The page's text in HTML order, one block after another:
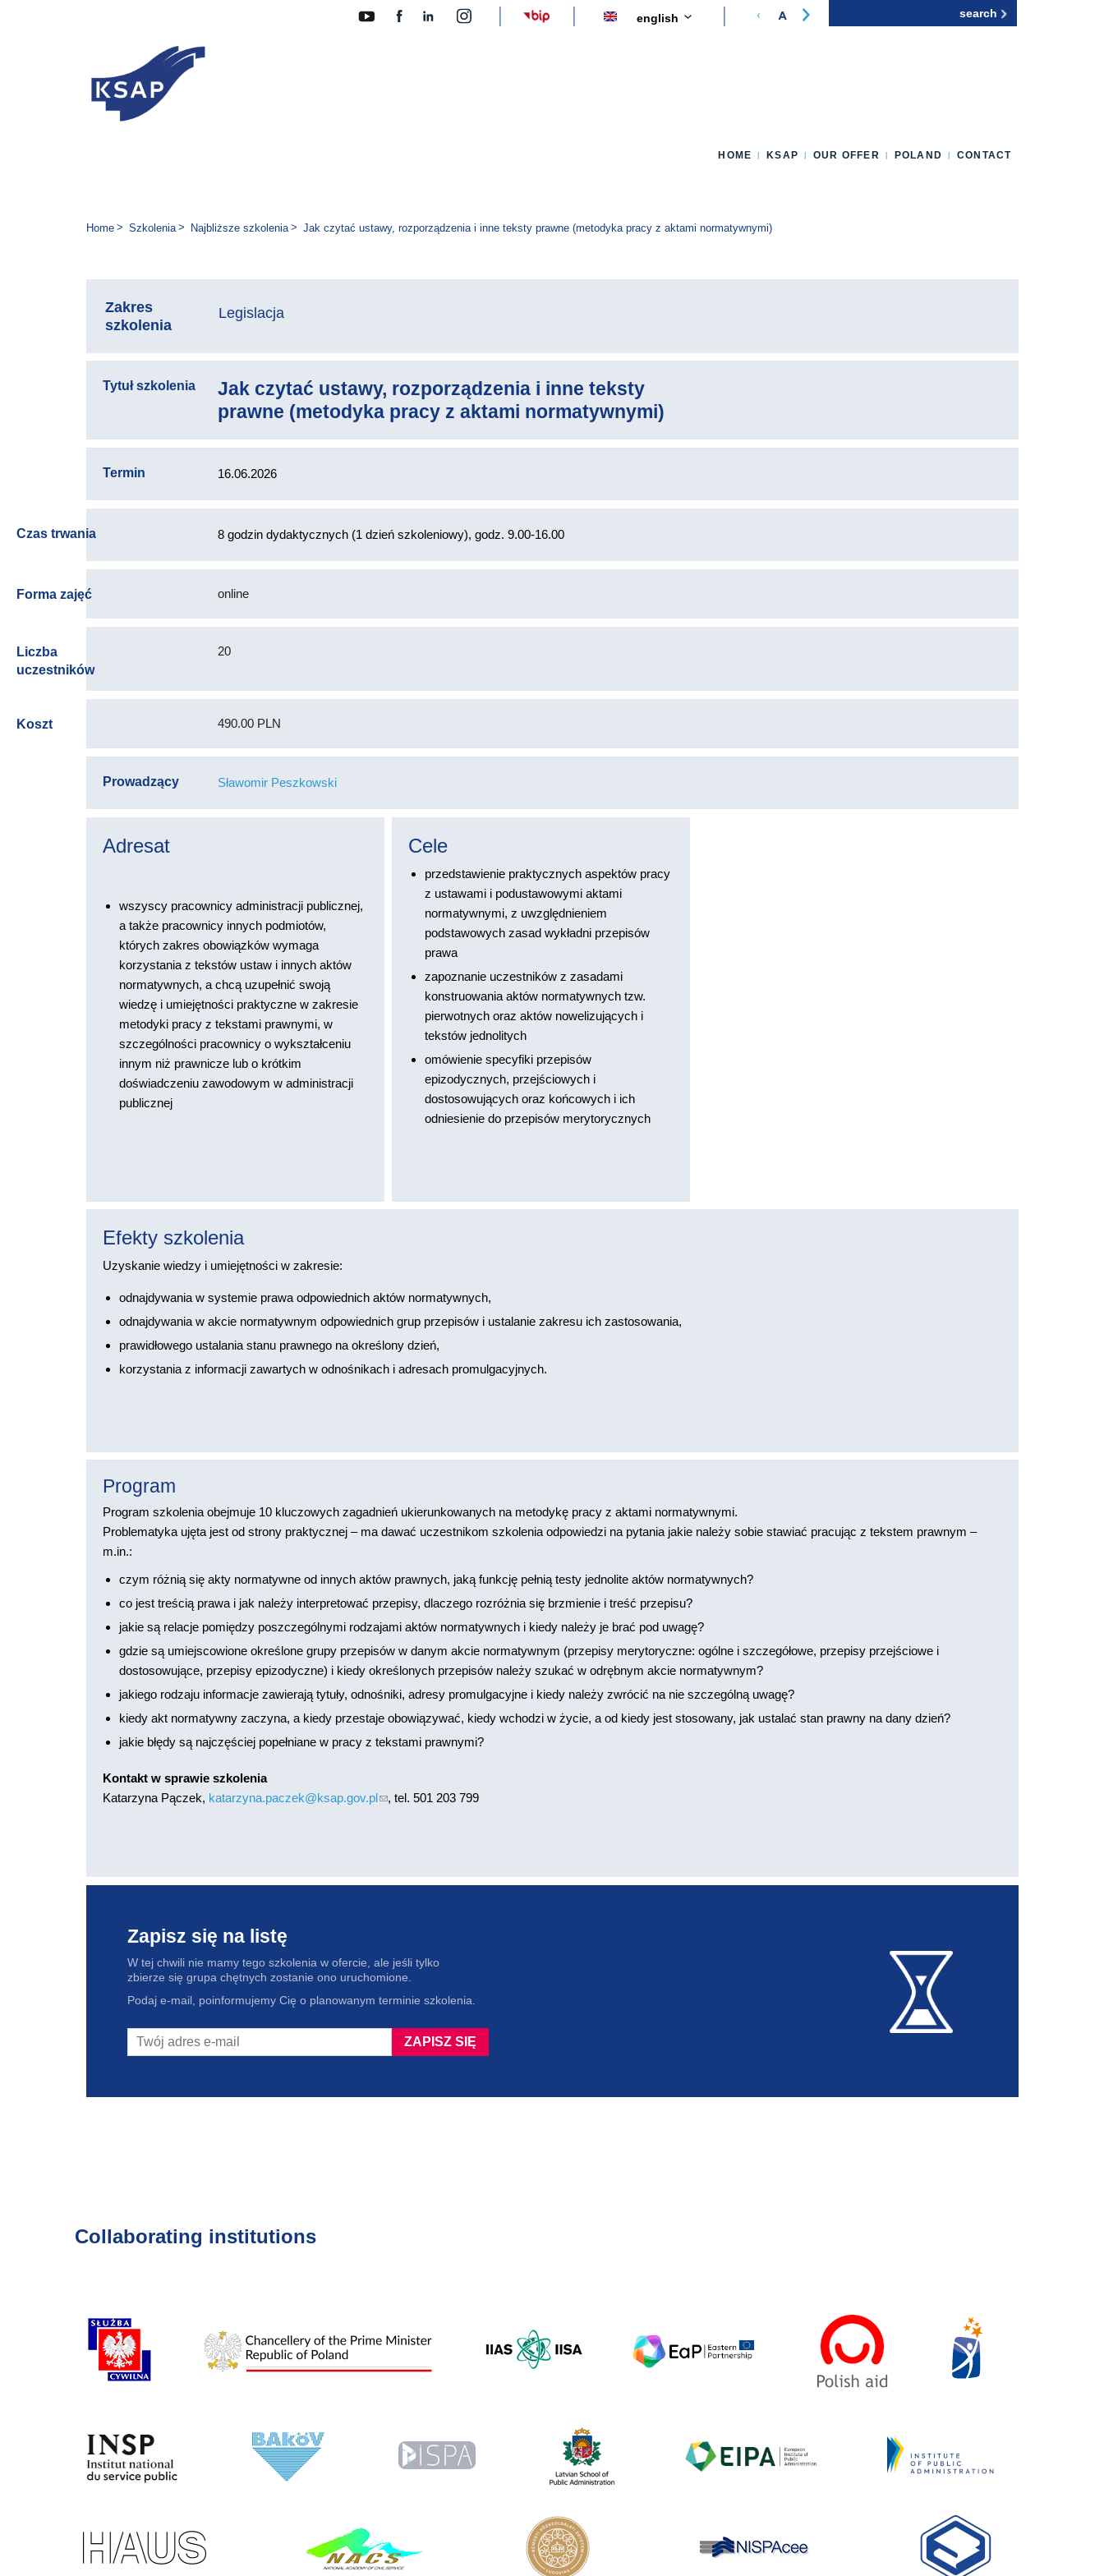
Zmień wersję językową strony
HOME KSAP OUR OFFER POLAND CONTACT
You are here:
Home Szkolenia Najbliższe szkolenia Jak czytać ustawy, rozporządzenia i inne teksty prawne (metodyka pracy z aktami normatywnymi)
Zakres
szkolenia
Legislacja
Tytuł szkolenia
Jak czytać ustawy, rozporządzenia i inne teksty
prawne (metodyka pracy z aktami normatywnymi)
Termin 16.06.2026
Czas trwania 8 godzin dydaktycznych (1 dzień szkoleniowy), godz. 9.00-16.00
Forma zajęć online
Liczba
uczestników
20
Koszt 490.00 PLN
Prowadzący Sławomir Peszkowski
Adresat
wszyscy pracownicy administracji publicznej,
a także pracownicy innych podmiotów,
których zakres obowiązków wymaga
korzystania z tekstów ustaw i innych aktów
normatywnych, a chcą uzupełnić swoją
wiedzę i umiejętności praktyczne w zakresie
metodyki pracy z tekstami prawnymi, w
szczególności pracownicy o wykształceniu
innym niż prawnicze lub o krótkim
doświadczeniu zawodowym w administracji
publicznej
Cele
przedstawienie praktycznych aspektów pracy
z ustawami i podustawowymi aktami
normatywnymi, z uwzględnieniem
podstawowych zasad wykładni przepisów
prawa
zapoznanie uczestników z zasadami
konstruowania aktów normatywnych tzw.
pierwotnych oraz aktów nowelizujących i
tekstów jednolitych
omówienie specyfiki przepisów
epizodycznych, przejściowych i
dostosowujących oraz końcowych i ich
odniesienie do przepisów merytorycznych
Efekty szkolenia
Uzyskanie wiedzy i umiejętności w zakresie:
odnajdywania w systemie prawa odpowiednich aktów normatywnych,
odnajdywania w akcie normatywnym odpowiednich grup przepisów i ustalanie zakresu ich zastosowania,
prawidłowego ustalania stanu prawnego na określony dzień,
korzystania z informacji zawartych w odnośnikach i adresach promulgacyjnych.
Program
Program szkolenia obejmuje 10 kluczowych zagadnień ukierunkowanych na metodykę pracy z aktami normatywnymi.
Problematyka ujęta jest od strony praktycznej – ma dawać uczestnikom szkolenia odpowiedzi na pytania jakie należy sobie stawiać pracując z tekstem prawnym –
m.in.:
czym różnią się akty normatywne od innych aktów prawnych, jaką funkcję pełnią testy jednolite aktów normatywnych?
co jest treścią prawa i jak należy interpretować przepisy, dlaczego rozróżnia się brzmienie i treść przepisu?
jakie są relacje pomiędzy poszczególnymi rodzajami aktów normatywnych i kiedy należy je brać pod uwagę?
gdzie są umiejscowione określone grupy przepisów w danym akcie normatywnym (przepisy merytoryczne: ogólne i szczegółowe, przepisy przejściowe i
dostosowujące, przepisy epizodyczne) i kiedy określonych przepisów należy szukać w odrębnym akcie normatywnym?
jakiego rodzaju informacje zawierają tytuły, odnośniki, adresy promulgacyjne i kiedy należy zwrócić na nie szczególną uwagę?
kiedy akt normatywny zaczyna, a kiedy przestaje obowiązywać, kiedy wchodzi w życie, a od kiedy jest stosowany, jak ustalać stan prawny na dany dzień?
jakie błędy są najczęściej popełniane w pracy z tekstami prawnymi?
Kontakt w sprawie szkolenia
Katarzyna Pączek, katarzyna.paczek@ksap.gov.pl(link sends e-mail)
, tel. 501 203 799
Zapisz się na listę
W tej chwili nie mamy tego szkolenia w ofercie, ale jeśli tylko
zbierze się grupa chętnych zostanie ono uruchomione.
Podaj e-mail, poinformujemy Cię o planowanym terminie szkolenia.
Collaborating institutions